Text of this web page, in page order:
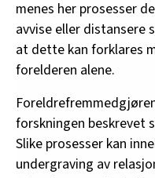
menes her prosesser
avvise eller distansere
at dette kan forklares
forelderen alene.
forskningen beskrevet
Slike prosesser kan
undergraving av